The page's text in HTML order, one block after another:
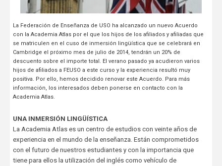
La Federación de Enseñanza de USO ha alcanzado un nuevo Acuerdo
con la Academia Atlas por el que los hijos de los afiliados y afiliadas que
se matriculen en el cuso de inmersión lingüística que se celebrará en
Cambridge el próximo mes de julio de 2014, tendrán un 20% de
descuento sobre el importe total. El verano pasado ya acudieron varios
hijos de afiliados a FEUSO a este curso y la experiencia resultó muy
positiva. Por ello, hemos decidido renovar este Acuerdo. Para más
información, los interesados deben ponerse en contacto con la
Academia Atlas.
UNA INMERSIÓN LINGÜÍSTICA
La Academia Atlas es un centro de estudios con veinte años de
experiencia en el mundo de la enseñanza. Están comprometidos
con el futuro de nuestros estudiantes y con la importancia que
tiene para ellos la utilización del inglés como vehículo de